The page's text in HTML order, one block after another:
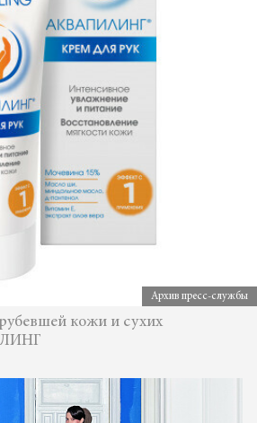
Архив пресс-службы
кожи и сухих